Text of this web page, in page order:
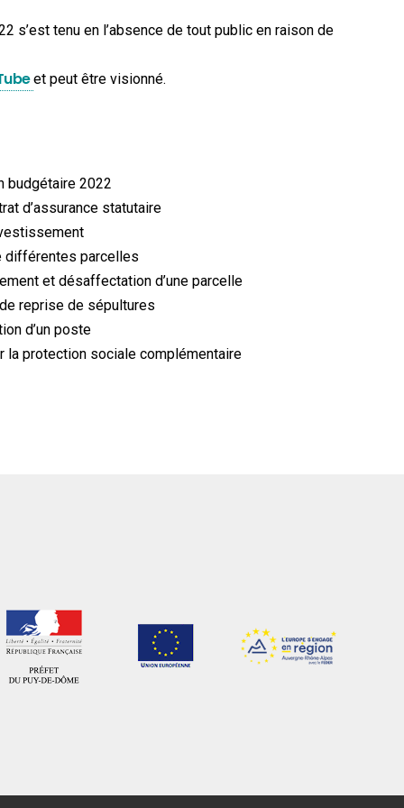
s’est tenu en l’absence de tout public en raison de
et peut être visionné.
budgétaire 2022
d’assurance statutaire
différentes parcelles
et désaffectation d’une parcelle
reprise de sépultures
d’un poste
la protection sociale complémentaire